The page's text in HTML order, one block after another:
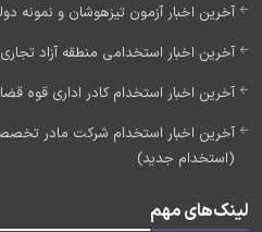
آخرین اخبار آزمون تیزهوشان و نمونه
آخرین اخبار استخدامی منطقه آزاد تجاری
آخرین اخبار استخدام کادر اداری قوه قضاییه 1405 (به
(استخدام جدید)
لینک‌های مهم